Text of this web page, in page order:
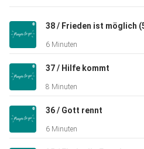
Gott
über unser Leben zu sprechen,
über jedes
Thema. Gebet ist eine der
wie wir
können.
PRAYER TO GO ist eine
38 / Frieden ist möglich
6 Minuten
37 / Hilfe kommt
8 Minuten
36 / Gott rennt
6 Minuten